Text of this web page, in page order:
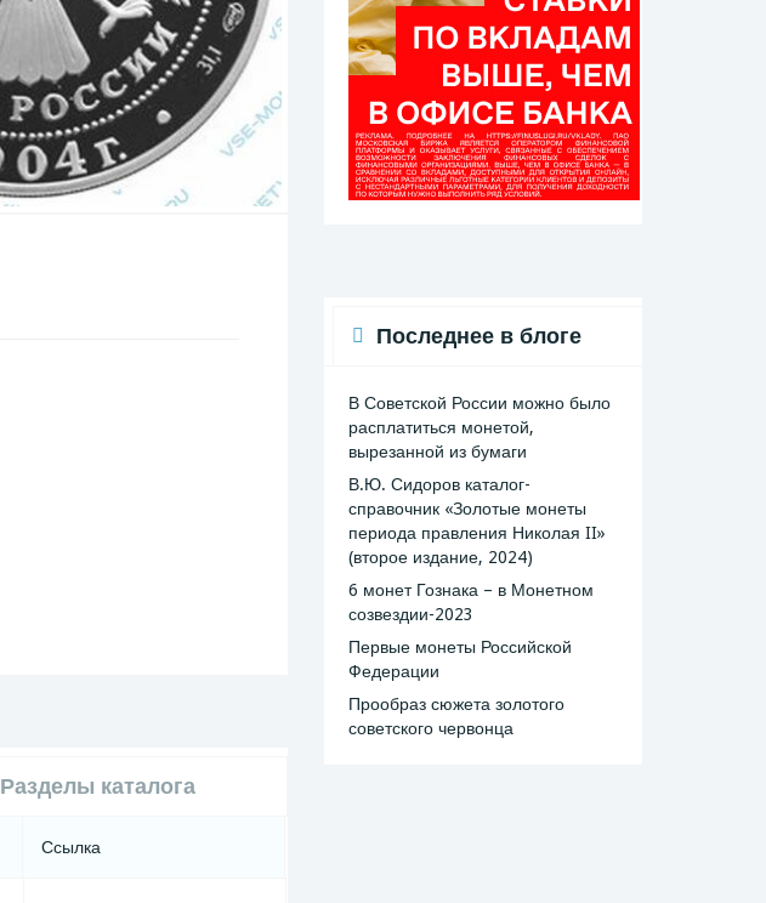
Разделы каталога
Ссылка
Последнее в блоге
В Советской России можно было
расплатиться монетой,
вырезанной из бумаги
В.Ю. Сидоров каталог-
справочник «Золотые монеты
периода правления Николая II»
(второе издание, 2024)
6 монет Гознака – в Монетном
созвездии-2023
Первые монеты Российской
Федерации
Прообраз сюжета золотого
советского червонца